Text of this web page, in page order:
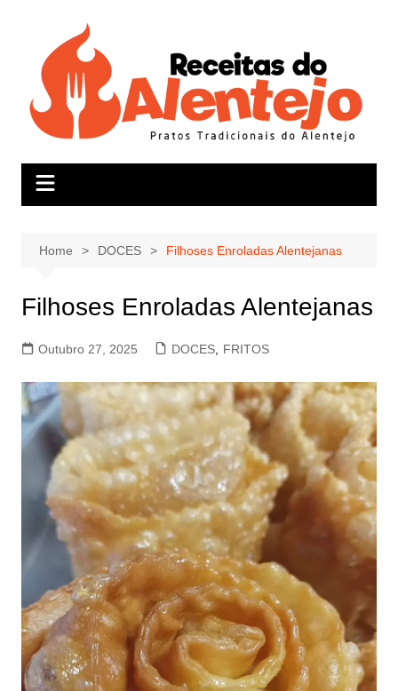
Home DOCES Filhoses Enroladas Alentejanas
Filhoses Enroladas Alentejanas
Outubro 27, 2025 DOCES, FRITOS